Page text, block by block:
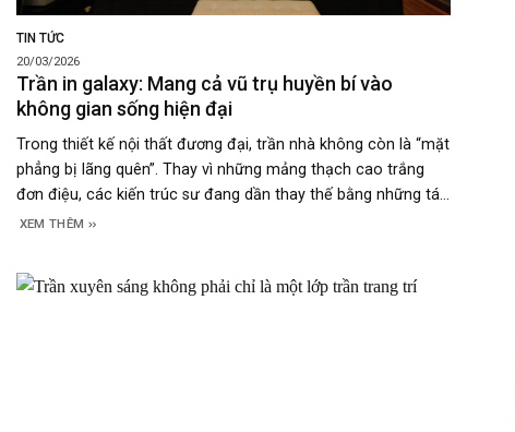
TIN TỨC
20/03/2026
Trần in galaxy: Mang cả vũ trụ huyền bí vào
không gian sống hiện đại
Trong thiết kế nội thất đương đại, trần nhà không còn là “mặt
phẳng bị lãng quên”. Thay vì những mảng thạch cao trắng
đơn điệu, các kiến trúc sư đang dần thay thế bằng những tác
phẩm nghệ thuật có chiều sâu. Một trong những xu hướng
XEM THÊM